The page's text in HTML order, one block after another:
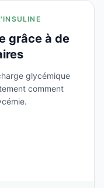
grâce à de
glycémique
comment